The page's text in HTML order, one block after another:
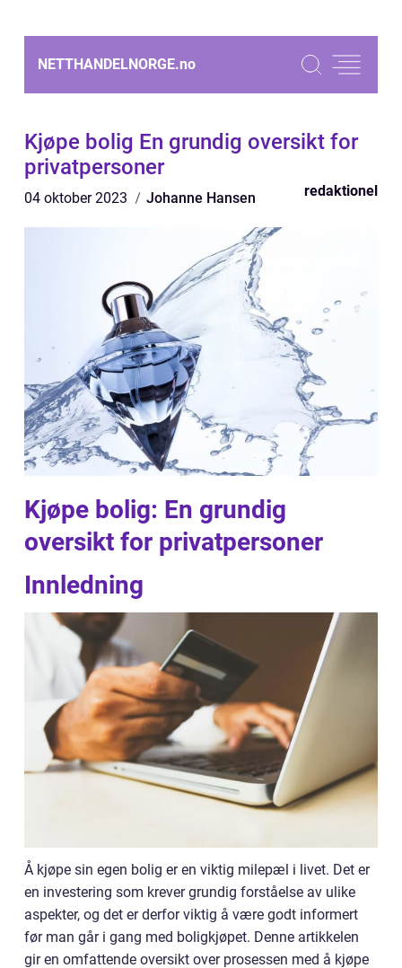
NETTHANDELNORGE.no
Kjøpe bolig En grundig oversikt for
privatpersoner
04 oktober 2023 Johanne Hansen redaktionel
Kjøpe bolig: En grundig
oversikt for privatpersoner
Innledning
Å kjøpe sin egen bolig er en viktig milepæl i livet. Det er
en investering som krever grundig forståelse av ulike
aspekter, og det er derfor viktig å være godt informert
før man går i gang med boligkjøpet. Denne artikkelen
gir en omfattende oversikt over prosessen med å kjøpe